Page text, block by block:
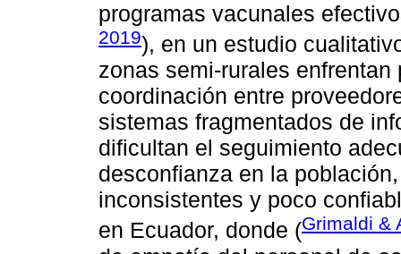
programas vacunales
2019), en un estudio
zonas semi-rurales
coordinación entre
sistemas fragmentados de
dificultan el seguimiento
desconfianza en la
inconsistentes y poco
en Ecuador, donde (Grimaldi &